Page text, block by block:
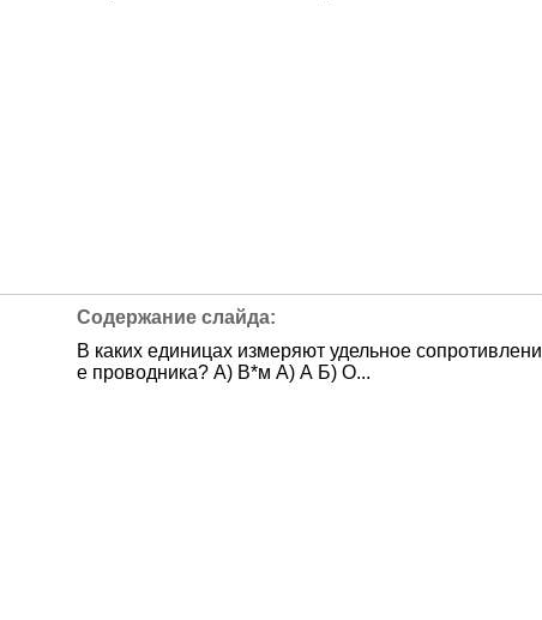
В каких единицах измеряют удельное сопротивлени
е проводника? А) В*м А) А Б) О...